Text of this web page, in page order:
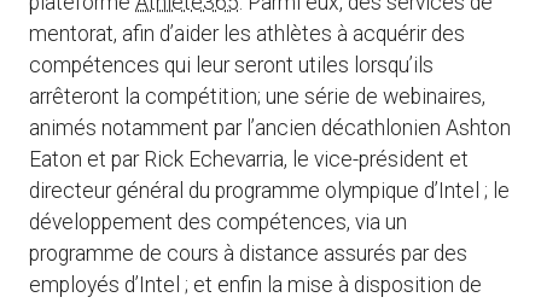
mentorat, afin d’aider les athlètes à acquérir des
compétences qui leur seront utiles lorsqu’ils
arrêteront la compétition; une série de webinaires,
animés notamment par l’ancien décathlonien Ashton
Eaton et par Rick Echevarria, le vice-président et
directeur général du programme olympique d’Intel ; le
développement des compétences, via un
programme de cours à distance assurés par des
employés d’Intel ; et enfin la mise à disposition de